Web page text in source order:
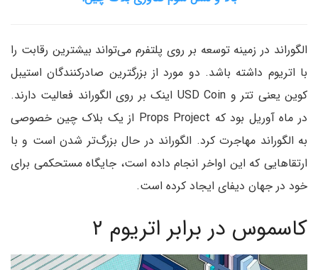
الگوراند در زمینه توسعه بر روی پلتفرم می‌تواند بیشترین رقابت را
با اتریوم داشته باشد. دو مورد از بزرگترین صادرکنندگان استیبل
کوین یعنی تتر و USD Coin اینک بر روی الگوراند فعالیت دارند.
در ماه آوریل بود که Props Project از یک بلاک چین خصوصی
به الگوراند مهاجرت کرد. الگوراند در حال بزرگ‌تر شدن است و با
ارتقا‌هایی که این اواخر انجام داده است، جایگاه مستحکمی برای
خود در جهان دیفای ایجاد کرده است.
کاسموس در برابر اتریوم ۲